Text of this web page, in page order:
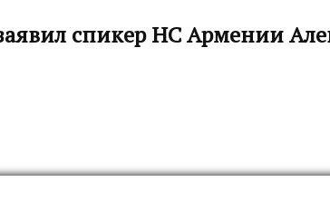
спикер НС Армении